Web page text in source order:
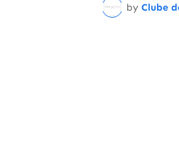
by Clube